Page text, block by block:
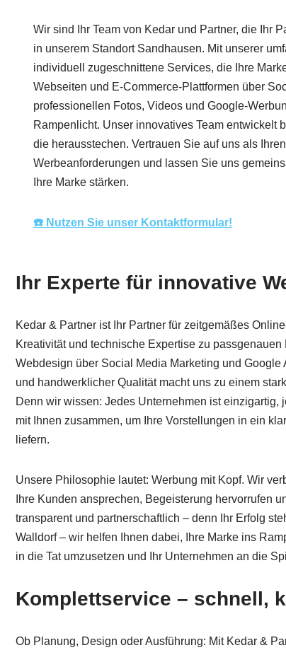
Wir sind Ihr Team von Kedar und Partner, die Ihr
in unserem Standort Sandhausen. Mit unserer
individuell zugeschnittene Services, die Ihre
Webseiten und E-Commerce-Plattformen über
professionellen Fotos, Videos und Google-
Rampenlicht. Unser innovatives Team entwickelt
die herausstechen. Vertrauen Sie auf uns als
Werbeanforderungen und lassen Sie uns
Ihre Marke stärken.
☎️ Nutzen Sie unser Kontaktformular!
Ihr Experte für innovative
Kedar & Partner ist Ihr Partner für zeitgemäßes
Kreativität und technische Expertise zu
Webdesign über Social Media Marketing und
und handwerklicher Qualität macht uns zu einem
Denn wir wissen: Jedes Unternehmen ist
mit Ihnen zusammen, um Ihre Vorstellungen in ein
liefern.
Unsere Philosophie lautet: Werbung mit Kopf. Wir
Ihre Kunden ansprechen, Begeisterung hervorrufen
transparent und partnerschaftlich – denn Ihr Erfolg
Walldorf – wir helfen Ihnen dabei, Ihre Marke ins
in die Tat umzusetzen und Ihr Unternehmen an die
Komplettservice – schnell,
Ob Planung, Design oder Ausführung: Mit Kedar &